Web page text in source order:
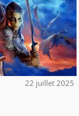
22 juillet 2025